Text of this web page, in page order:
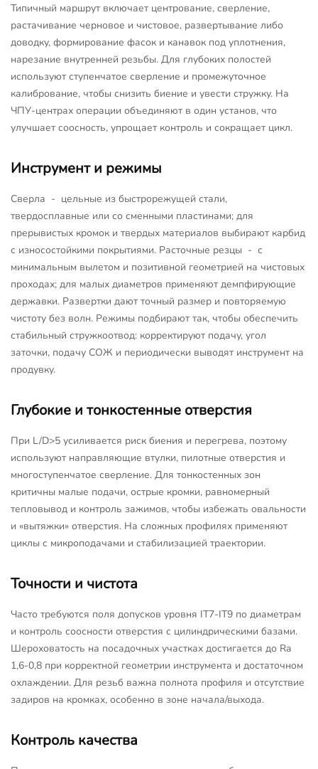
Типичный маршрут включает центрование, сверление,
растачивание черновое и чистовое, развертывание либо
доводку, формирование фасок и канавок под уплотнения,
нарезание внутренней резьбы. Для глубоких полостей
используют ступенчатое сверление и промежуточное
калибрование, чтобы снизить биение и увести стружку. На
ЧПУ-центрах операции объединяют в один установ, что
улучшает соосность, упрощает контроль и сокращает цикл.
Инструмент и режимы
Сверла - цельные из быстрорежущей стали,
твердосплавные или со сменными пластинами; для
прерывистых кромок и твердых материалов выбирают карбид
с износостойкими покрытиями. Расточные резцы - с
минимальным вылетом и позитивной геометрией на чистовых
проходах; для малых диаметров применяют демпфирующие
державки. Развертки дают точный размер и повторяемую
чистоту без волн. Режимы подбирают так, чтобы обеспечить
стабильный стружкоотвод: корректируют подачу, угол
заточки, подачу СОЖ и периодически выводят инструмент на
продувку.
Глубокие и тонкостенные отверстия
При L/D>5 усиливается риск биения и перегрева, поэтому
используют направляющие втулки, пилотные отверстия и
многоступенчатое сверление. Для тонкостенных зон
критичны малые подачи, острые кромки, равномерный
тепловывод и контроль зажимов, чтобы избежать овальности
и «вытяжки» отверстия. На сложных профилях применяют
циклы с микроподачами и стабилизацией траектории.
Точности и чистота
Часто требуются поля допусков уровня IT7-IT9 по диаметрам
и контроль соосности отверстия с цилиндрическими базами.
Шероховатость на посадочных участках достигается до Ra
1,6-0,8 при корректной геометрии инструмента и достаточном
охлаждении. Для резьб важна полнота профиля и отсутствие
задиров на кромках, особенно в зоне начала/выхода.
Контроль качества